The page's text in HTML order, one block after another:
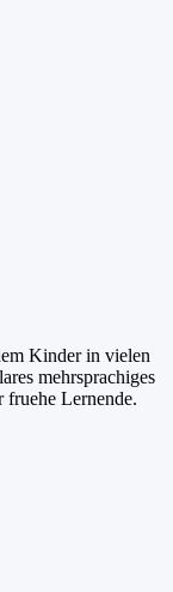
Kinder in vielen
mehrsprachiges
fruehe Lernende.